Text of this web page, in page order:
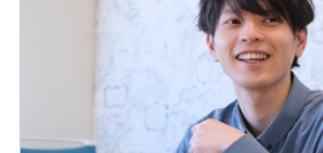
け、毎年昇給もしていますし、残
ビス残業はありません。
想定年収 は年収提示額を保証する